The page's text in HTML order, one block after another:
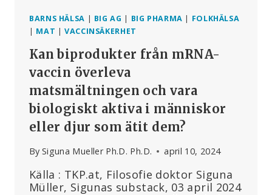
BARNS HÄLSA | BIG AG | BIG PHARMA | FOLKHÄLSA
| MAT |VACCINSÄKERHET
Kan biprodukter från mRNA-
vaccin överleva
matsmältningen och vara
biologiskt aktiva i människor
eller djur som ätit dem?
By Siguna Mueller Ph.D. Ph.D. april 10, 2024
Källa : TKP.at, Filosofie doktor Siguna
Müller, Sigunas substack, 03 april 2024